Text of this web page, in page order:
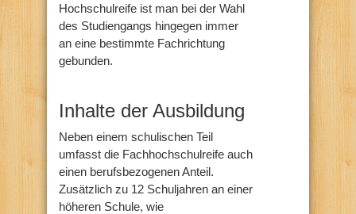
Hochschulreife ist man bei der Wahl
des Studiengangs hingegen immer
an eine bestimmte Fachrichtung
gebunden.
Inhalte der Ausbildung
Neben einem schulischen Teil
umfasst die Fachhochschulreife auch
einen berufsbezogenen Anteil.
Zusätzlich zu 12 Schuljahren an einer
höheren Schule, wie